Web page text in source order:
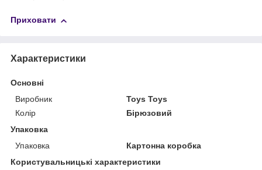
Приховати
Характеристики
Основні
Виробник
Toys Toys
Колір
Бірюзовий
Упаковка
Упаковка
Картонна коробка
Користувальницькі характеристики